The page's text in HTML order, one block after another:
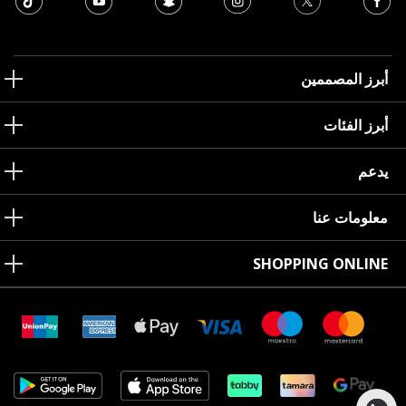
أبرز المصممين
أبرز الفئات
يدعم
معلومات عنا
SHOPPING ONLINE